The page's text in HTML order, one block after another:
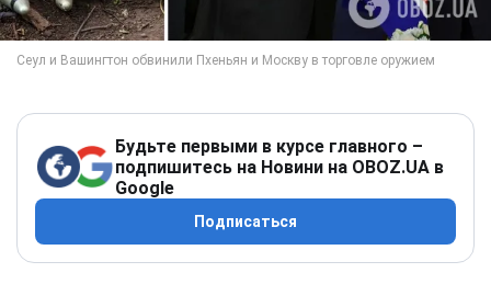
Будьте первыми в курсе главного –
подпишитесь на Новини на OBOZ.UA в
Google
Подписаться